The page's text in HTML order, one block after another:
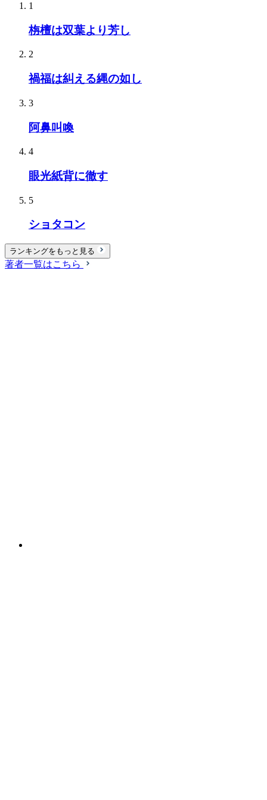
1
栴檀は双葉より芳し
2
禍福は糾える縄の如し
3
阿鼻叫喚
4
眼光紙背に徹す
5
ショタコン
ランキングをもっと見る
著者一覧はこちら